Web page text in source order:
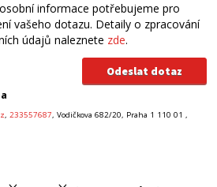
informace potřebujeme pro
vašeho dotazu. Detaily o zpracování
údajů naleznete zde.
,233557687, Vodičkova 682/20, Praha 1 110 01 ,